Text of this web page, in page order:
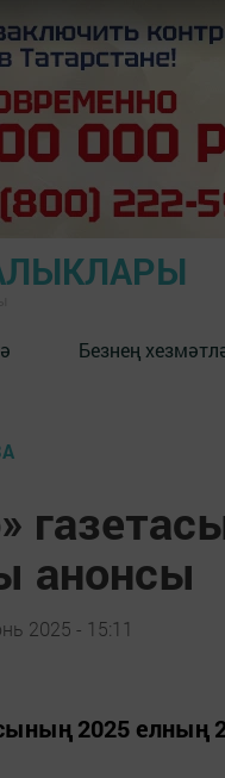
Безнең
анонсы
2025 - 15:11
2025 елның